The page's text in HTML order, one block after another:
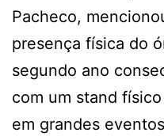
Pacheco,
presença física do
segundo ano
com um stand
em grandes